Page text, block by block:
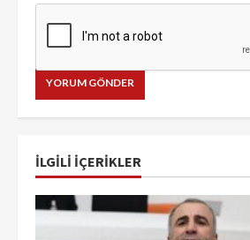
İLGILI IÇERIKLER